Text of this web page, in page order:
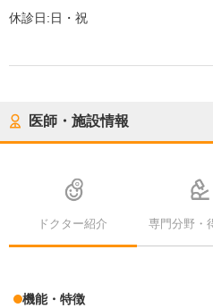
休診日:日・祝
医師・施設情報
ドクター紹介 専門分野・
機能・特徴